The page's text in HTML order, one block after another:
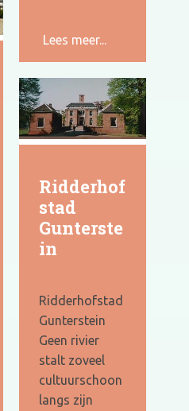
Lees meer...
Ridderhof
stad
Gunterste
in
Ridderhofstad
Gunterstein
Geen rivier
stalt zoveel
cultuurschoon
langs zijn